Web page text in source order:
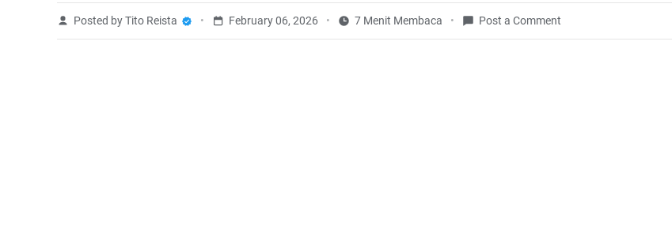
Posted by Tito Reista February 06, 2026 7 Menit Membaca Post a Comment